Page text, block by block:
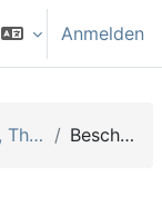
umschalten
Anmelden
Schreck, Thomas (Sth) Beschreibung